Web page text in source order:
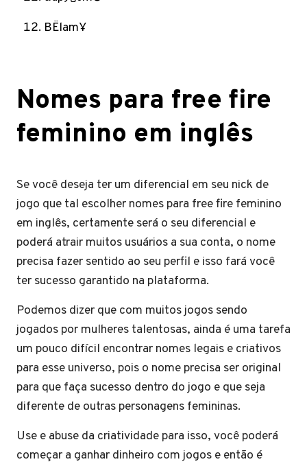
BЁlamҰ
Nomes para free fire
feminino em inglês
Se você deseja ter um diferencial em seu nick de
jogo que tal escolher nomes para free fire feminino
em inglês, certamente será o seu diferencial e
poderá atrair muitos usuários a sua conta, o nome
precisa fazer sentido ao seu perfil e isso fará você
ter sucesso garantido na plataforma.
Podemos dizer que com muitos jogos sendo
jogados por mulheres talentosas, ainda é uma tarefa
um pouco difícil encontrar nomes legais e criativos
para esse universo, pois o nome precisa ser original
para que faça sucesso dentro do jogo e que seja
diferente de outras personagens femininas.
Use e abuse da criatividade para isso, você poderá
começar a ganhar dinheiro com jogos e então é